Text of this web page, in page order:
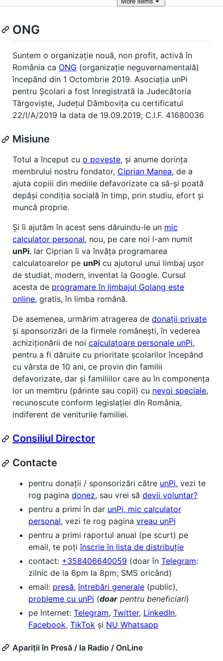
ONG
Suntem o organizație nouă, non profit, activă în
România ca ONG (organizație neguvernamentală)
începând din 1 Octombrie 2019. Asociația unPi
pentru Școlari a fost înregistrată la Judecătoria
Târgoviște, Județul Dâmbovița cu certificatul
22/I/A/2019 la data de 19.09.2019; C.I.F. 41680036
Misiune
Totul a început cu o poveste, și anume dorința
membrului nostru fondator, Ciprian Manea, de a
ajuta copiii din mediile defavorizate ca să-și poată
depăși condiția socială în timp, prin studiu, efort și
muncă proprie.
Și îi ajutăm în acest sens dăruindu-le un mic
calculator personal, nou, pe care noi l-am numit
unPi. Iar Ciprian îi va învăța programarea
calculatoarelor pe unPi cu ajutorul unui limbaj ușor
de studiat, modern, inventat la Google. Cursul
acesta de programare în limbajul Golang este
online, gratis, în limba română.
De asemenea, urmărim atragerea de donații private
și sponsorizări de la firmele românești, în vederea
achiziționării de noi calculatoare personale unPi,
pentru a fi dăruite cu prioritate școlarilor începând
cu vârsta de 10 ani, ce provin din familii
defavorizate, dar și familiilor care au în componența
lor un membru (părinte sau copil) cu nevoi speciale,
recunoscute conform legislației din România,
indiferent de veniturile familiei.
Consiliul Director
Contacte
pentru donații / sponsorizări către unPi, vezi te
rog pagina donez, sau vrei să devii voluntar?
pentru a primi în dar unPi, mic calculator
personal, vezi te rog pagina vreau unPi
pentru a primi raportul anual (pe scurt) pe
email, te poțiînscrie în lista de distribuție
contact: +358406640059 (doar în Telegram:
zilnic de la 6pm la 8pm; SMS oricând)
email: presă,întrebări generale (public),
probleme cu unPi (doar pentru beneficiari)
pe Internet: Telegram, Twitter, LinkedIn,
Facebook, TikTok și NU Whatsapp
Apariții în Presă / la Radio / OnLine